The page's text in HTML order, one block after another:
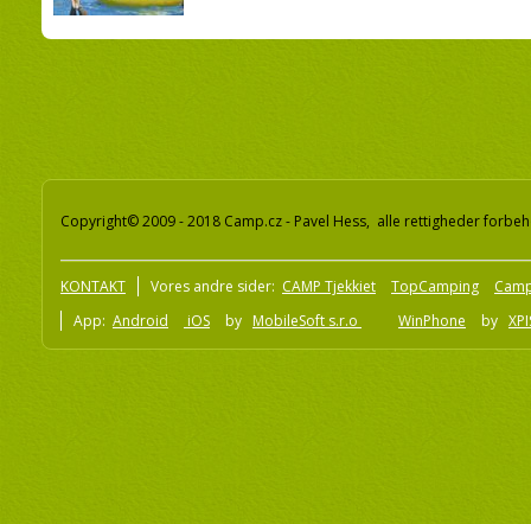
Copyright© 2009 - 2018 Camp.cz - Pavel Hess, alle rettigheder
KONTAKT Vores andre sider: CAMP Tjekkiet TopCamping
App: Android iOS by MobileSoft s.r.o WinPhone by